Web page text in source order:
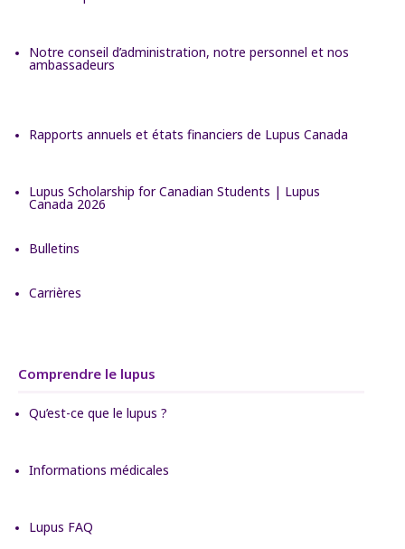
Notre conseil d’administration, notre personnel et nos
ambassadeurs
Rapports annuels et états financiers de Lupus Canada
Lupus Scholarship for Canadian Students | Lupus
Canada 2026
Bulletins
Carrières
Comprendre le lupus
Qu’est-ce que le lupus ?
Informations médicales
Lupus FAQ